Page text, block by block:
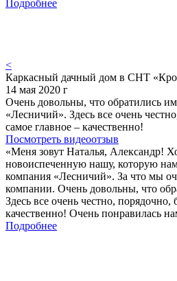
Подробнее
<
Каркасный дачный дом в СНТ
14 мая 2020 г
Очень довольны, что обратились
«Лесничий». Здесь все очень
самое главное – качественно!
Посмотреть видеоотзыв
«Меня зовут Наталья, Александр!
новоиспеченную нашу, которую
компания «Лесничий». За что мы
компании. Очень довольны, что
Здесь все очень честно, порядочно,
качественно! Очень понравилась
Подробнее